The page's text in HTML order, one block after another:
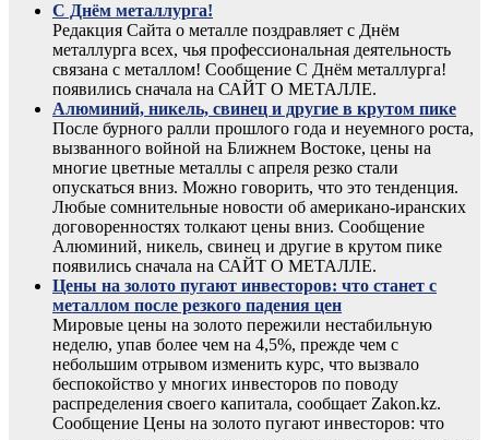
С Днём металлурга!
Редакция Сайта о металле поздравляет с Днём
металлурга всех, чья профессиональная деятельность
связана с металлом! Сообщение С Днём металлурга!
появились сначала на САЙТ О МЕТАЛЛЕ.
Алюминий, никель, свинец и другие в крутом пике
После бурного ралли прошлого года и неуемного роста,
вызванного войной на Ближнем Востоке, цены на
многие цветные металлы с апреля резко стали
опускаться вниз. Можно говорить, что это тенденция.
Любые сомнительные новости об американо-иранских
договоренностях толкают цены вниз. Сообщение
Алюминий, никель, свинец и другие в крутом пике
появились сначала на САЙТ О МЕТАЛЛЕ.
Цены на золото пугают инвесторов: что станет с
металлом после резкого падения цен
Мировые цены на золото пережили нестабильную
неделю, упав более чем на 4,5%, прежде чем с
небольшим отрывом изменить курс, что вызвало
беспокойство у многих инвесторов по поводу
распределения своего капитала, сообщает Zakon.kz.
Сообщение Цены на золото пугают инвесторов: что